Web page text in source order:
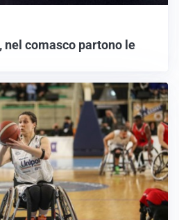
nel comasco partono le